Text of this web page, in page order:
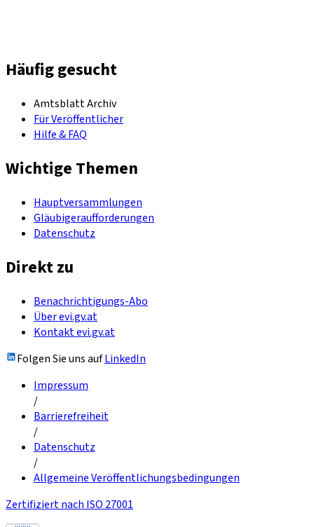
Häufig gesucht
Amtsblatt Archiv
Für Veröffentlicher
Hilfe & FAQ
Wichtige Themen
Hauptversammlungen
Gläubigeraufforderungen
Datenschutz
Direkt zu
Benachrichtigungs-Abo
Über evi.gv.at
Kontakt evi.gv.at
Folgen Sie uns aufLinkedIn
Impressum
/
Barrierefreiheit
/
Datenschutz
/
Allgemeine Veröffentlichungsbedingungen
Zertifiziert nach ISO 27001